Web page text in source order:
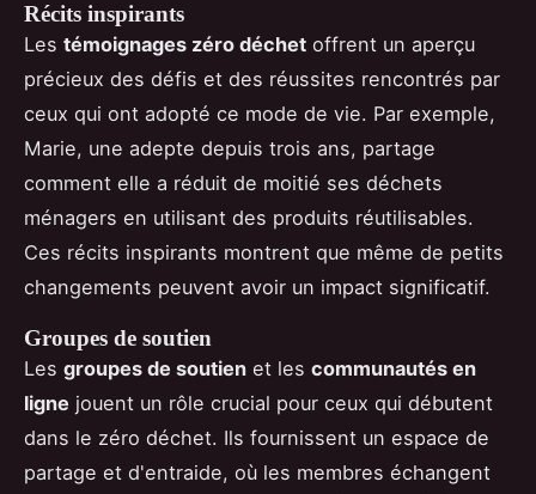
Récits inspirants
Les témoignages zéro déchet offrent un aperçu
précieux des défis et des réussites rencontrés par
ceux qui ont adopté ce mode de vie. Par exemple,
Marie, une adepte depuis trois ans, partage
comment elle a réduit de moitié ses déchets
ménagers en utilisant des produits réutilisables.
Ces récits inspirants montrent que même de petits
changements peuvent avoir un impact significatif.
Groupes de soutien
Les groupes de soutien et les communautés en
ligne jouent un rôle crucial pour ceux qui débutent
dans le zéro déchet. Ils fournissent un espace de
partage et d'entraide, où les membres échangent